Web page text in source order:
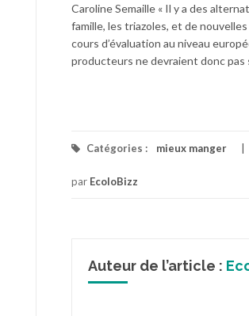
Caroline Semaille « Il y a des
famille, les triazoles, et de
cours d’évaluation au niveau
producteurs ne devraient donc pas
Catégories : mieux manger
par EcoloBizz
Auteur de l’article :